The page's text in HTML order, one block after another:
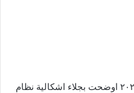
ان حرب الخامس عشر من ابريل ٢٠٢٣ اوضحت بجلاء اشكالية نظام